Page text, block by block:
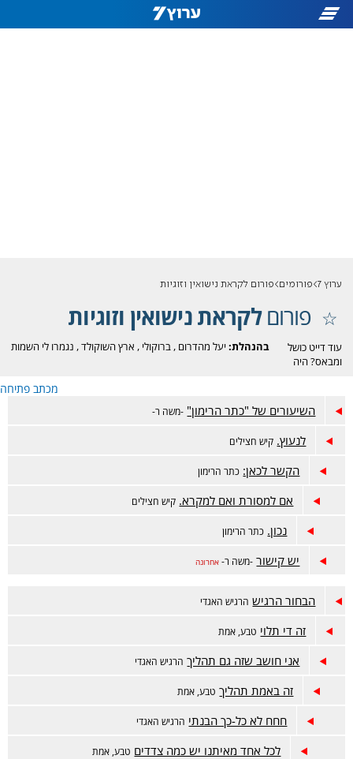
ערוץ 7 פורומים פורום לקראת נישואין וזוגיות
פורוםלקראת נישואין וזוגיות
בהנהלת: יעל מהדרום ,ברוקולי , ארץ השוקולד, נגמרו לי השמות
עוד דייט כושל
ומבאס? היה
טוב? זה המקום.
מכתב פתיחה
השיעורים של "כתר הרימון" -משה ר-
לנעוץ. קיש חצילים
הקשר לכאן: כתר הרימון
אם למסורת ואם למקרא. קיש חצילים
נכון. כתר הרימון
יש קישור -משה ר- אחרונה
הבחור הרגיש הרגיש האגדי
זה די תלוי טבע, אמת
אני חושב שזה גם תהליך הרגיש האגדי
זה באמת תהליך טבע, אמת
חחח לא כל-כך הבנתי הרגיש האגדי
לכל אחד מאיתנו יש כמה צדדים טבע, אמת